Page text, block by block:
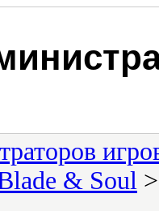
& Soul